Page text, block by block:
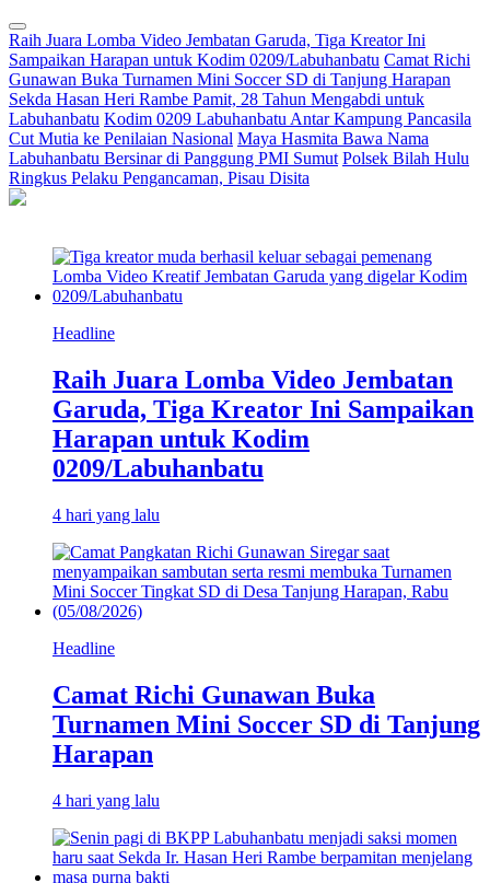
Raih Juara Lomba Video Jembatan Garuda, Tiga Kreator Ini
Sampaikan Harapan untuk Kodim 0209/Labuhanbatu Camat Richi
Gunawan Buka Turnamen Mini Soccer SD di Tanjung Harapan
Sekda Hasan Heri Rambe Pamit, 28 Tahun Mengabdi untuk
Labuhanbatu Kodim 0209 Labuhanbatu Antar Kampung Pancasila
Cut Mutia ke Penilaian Nasional Maya Hasmita Bawa Nama
Labuhanbatu Bersinar di Panggung PMI Sumut Polsek Bilah Hulu
Ringkus Pelaku Pengancaman, Pisau Disita
Headline
Raih Juara Lomba Video Jembatan
Garuda, Tiga Kreator Ini Sampaikan
Harapan untuk Kodim
0209/Labuhanbatu
4 hari yang lalu
Headline
Camat Richi Gunawan Buka
Turnamen Mini Soccer SD di Tanjung
Harapan
4 hari yang lalu